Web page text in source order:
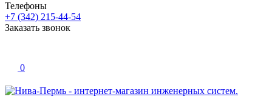
Телефоны
+7 (342) 215-44-54
Заказать звонок
0